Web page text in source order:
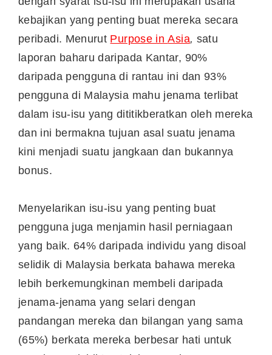
kebajikan yang penting buat mereka secara
peribadi. Menurut Purpose inAsia, satu
laporan baharu daripada Kantar, 90%
daripada pengguna di rantau ini dan 93%
pengguna di Malaysia mahu jenama terlibat
dalam isu-isu yang dititikberatkan oleh mereka
dan ini bermakna tujuan asal suatu jenama
kini menjadi suatu jangkaan dan bukannya
bonus.
Menyelarikan isu-isu yang penting buat
pengguna juga menjamin hasil perniagaan
yang baik. 64% daripada individu yang disoal
selidik di Malaysia berkata bahawa mereka
lebih berkemungkinan membeli daripada
jenama-jenama yang selari dengan
pandangan mereka dan bilangan yang sama
(65%) berkata mereka berbesar hati untuk